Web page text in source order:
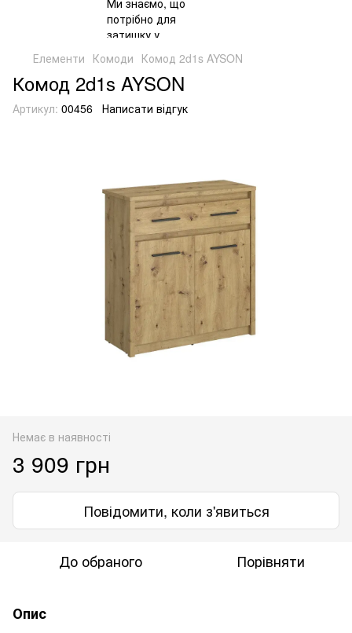
Елементи Комоди Комод 2d1s AYSON
Комод 2d1s AYSON
Артикул: 00456 Написати відгук
Немає в наявності
3 909 грн
Повідомити, коли з'явиться
До обраного Порівняти
Опис